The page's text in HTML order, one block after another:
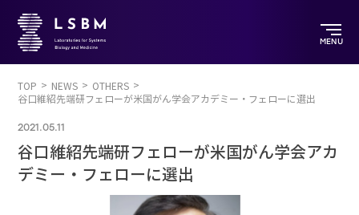
MENU
TOP NEWS
OTHERS
谷口維紹先端研フェローが米国がん学会アカデミー・フェローに選出
2021.05.11
谷口維紹先端研フェローが米国がん学会アカ
デミー・フェローに選出